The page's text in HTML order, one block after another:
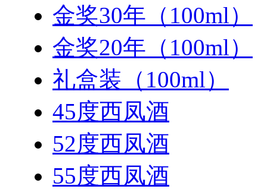
金奖30年（100ml）
金奖20年（100ml）
礼盒装（100ml）
45度西凤酒
52度西凤酒
55度西凤酒